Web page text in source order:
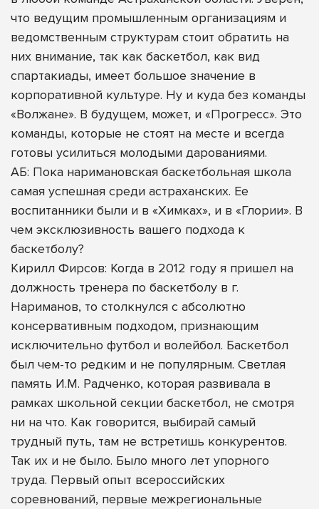
что ведущим промышленным организациям и
ведомственным структурам стоит обратить на
них внимание, так как баскетбол, как вид
спартакиады, имеет большое значение в
корпоративной культуре. Ну и куда без команды
«Волжане». В будущем, может, и «Прогресс». Это
команды, которые не стоят на месте и всегда
готовы усилиться молодыми дарованиями.
АБ: Пока наримановская баскетбольная школа
самая успешная среди астраханских. Ее
воспитанники были и в «Химках», и в «Глории». В
чем эксклюзивность вашего подхода к
баскетболу?
Кирилл Фирсов: Когда в 2012 году я пришел на
должность тренера по баскетболу в г.
Нариманов, то столкнулся с абсолютно
консервативным подходом, признающим
исключительно футбол и волейбол. Баскетбол
был чем-то редким и не популярным. Светлая
память И.М. Радченко, которая развивала в
рамках школьной секции баскетбол, не смотря
ни на что. Как говорится, выбирай самый
трудный путь, там не встретишь конкурентов.
Так их и не было. Было много лет упорного
труда. Первый опыт всероссийских
соревнований, первые межрегиональные